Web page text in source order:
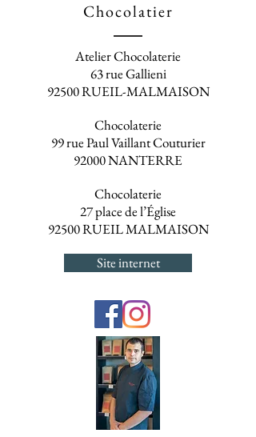
Chocolatier
Atelier Chocolaterie
63 rue Gallieni
92500 RUEIL-MALMAISON
Chocolaterie
99 rue Paul Vaillant Couturier
92000 NANTERRE
Chocolaterie
27 place de l’Église
92500 RUEIL MALMAISON
Site internet